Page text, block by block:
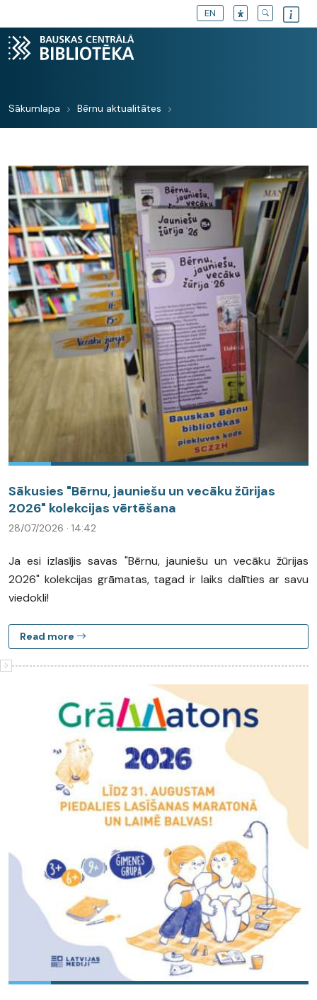
EN
Sākumlapa Bērnu aktualitātes
Sākusies "Bērnu, jauniešu un vecāku žūrijas
2026" kolekcijas vērtēšana
28/07/2026 · 14:42
Ja esi izlasījis savas "Bērnu, jauniešu un vecāku žūrijas
2026" kolekcijas grāmatas, tagad ir laiks dalīties ar savu
viedokli!
Read more